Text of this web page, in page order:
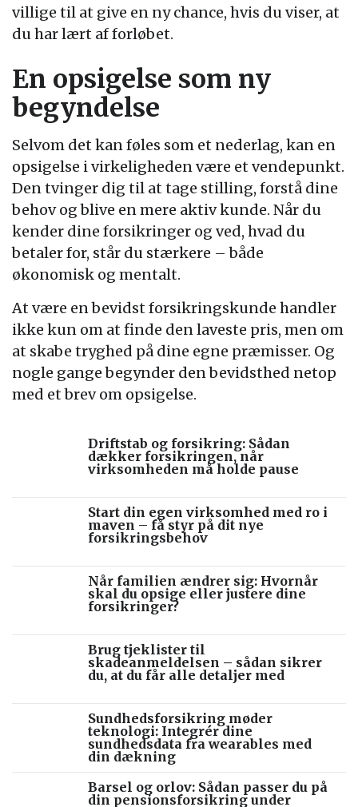
villige til at give en ny chance, hvis du viser, at
du har lært af forløbet.
En opsigelse som ny
begyndelse
Selvom det kan føles som et nederlag, kan en
opsigelse i virkeligheden være et vendepunkt.
Den tvinger dig til at tage stilling, forstå dine
behov og blive en mere aktiv kunde. Når du
kender dine forsikringer og ved, hvad du
betaler for, står du stærkere – både
økonomisk og mentalt.
At være en bevidst forsikringskunde handler
ikke kun om at finde den laveste pris, men om
at skabe tryghed på dine egne præmisser. Og
nogle gange begynder den bevidsthed netop
med et brev om opsigelse.
Driftstab og forsikring: Sådan
dækker forsikringen, når
virksomheden må holde pause
Start din egen virksomhed med ro i
maven – få styr på dit nye
forsikringsbehov
Når familien ændrer sig: Hvornår
skal du opsige eller justere dine
forsikringer?
Brug tjeklister til
skadeanmeldelsen – sådan sikrer
du, at du får alle detaljer med
Sundhedsforsikring møder
teknologi: Integrér dine
sundhedsdata fra wearables med
din dækning
Barsel og orlov: Sådan passer du på
din pensionsforsikring under